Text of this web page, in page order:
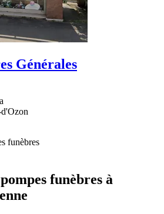
Générales
funèbres
pompes funèbres à